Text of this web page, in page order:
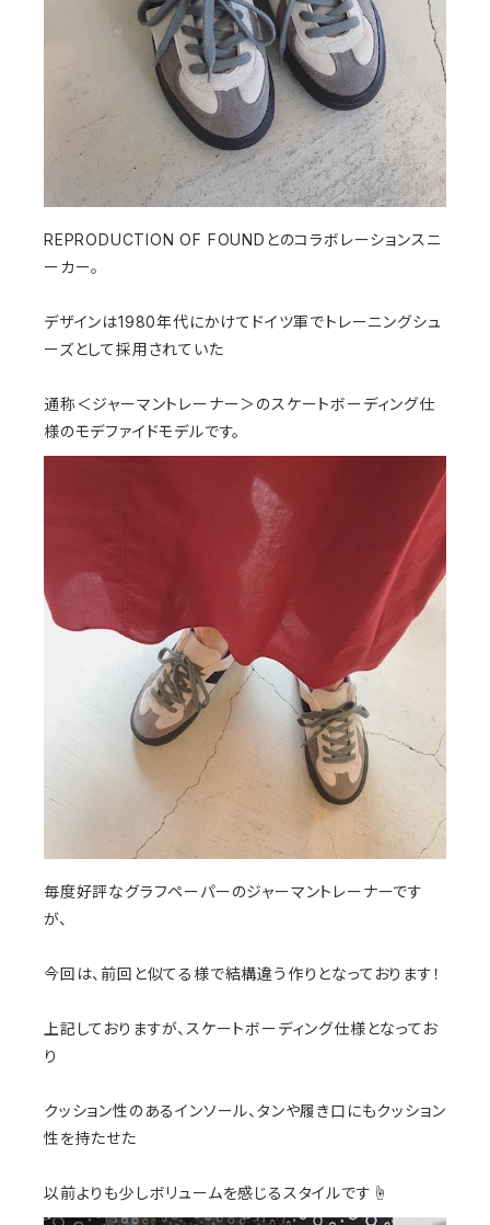
REPRODUCTION OF FOUNDとのコラボレーションスニ
ーカー。
デザインは1980年代にかけてドイツ軍でトレーニングシュ
ーズとして採用されていた
通称＜ジャーマントレーナー＞のスケートボーディング仕
様のモデファイドモデルです。
毎度好評なグラフペーパーのジャーマントレーナーです
が、
今回は、前回と似てる様で結構違う作りとなっております！
上記しておりますが、スケートボーディング仕様となってお
り
クッション性のあるインソール、タンや履き口にもクッション
性を持たせた
以前よりも少しボリュームを感じるスタイルです☝️